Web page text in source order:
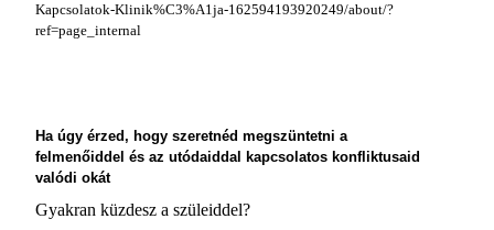
Kapcsolatok-Klinik%C3%A1ja-162594193920249/about/?
ref=page_internal
Ha úgy érzed, hogy szeretnéd megszüntetni a
felmenőiddel és az utódaiddal kapcsolatos konfliktusaid
valódi okát
Gyakran küzdesz a szüleiddel?